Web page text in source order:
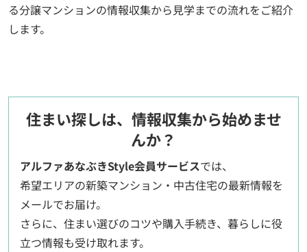
る分譲マンションの情報収集から見学までの流れをご紹介
します。
住まい探しは、情報収集から始めませ
んか？
アルファあなぶきStyle会員サービスでは、
希望エリアの新築マンション・中古住宅の最新情報を
メールでお届け。
さらに、住まい選びのコツや購入手続き、暮らしに役
立つ情報も受け取れます。